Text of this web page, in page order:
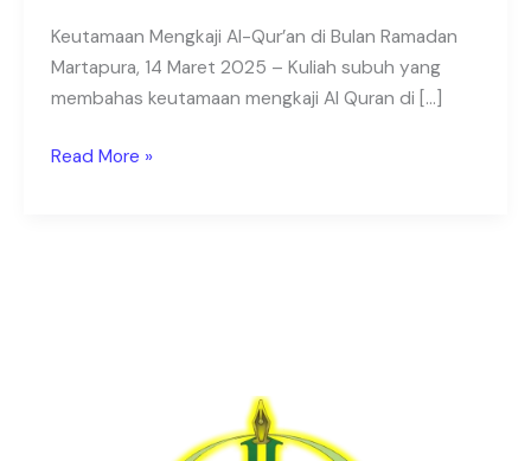
Keutamaan Mengkaji Al-Qur’an di Bulan Ramadan
Martapura, 14 Maret 2025 – Kuliah subuh yang
membahas keutamaan mengkaji Al Quran di […]
Martapura
–
Kalimantan
Read More »